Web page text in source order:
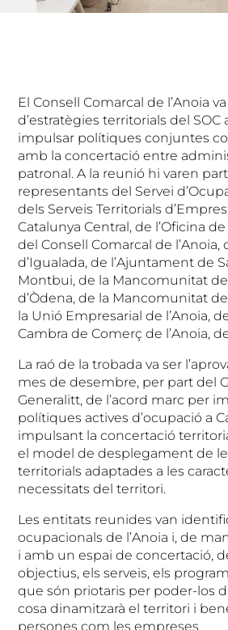
El Consell Comarcal de l’Anoia
d’estratègies territorials del SOC
impulsar polítiques conjuntes
amb la concertació entre
patronal. A la reunió hi varen
representants del Servei
dels Serveis Territorials
Catalunya Central, de l’Oficina
del Consell Comarcal de l’Anoia,
d’Igualada, de l’Ajuntament de
Montbui, de la Mancomunitat de
d’Òdena, de la Mancomunitat de
la Unió Empresarial de l’Anoia,
Cambra de Comerç de l’Anoia, de
La raó de la trobada va ser
mes de desembre, per part del
Generalitt, de l’acord marc per
polítiques actives d’ocupació a
impulsant la concertació
el model de desplegament de
territorials adaptades a les
necessitats del territori.
Les entitats reunides van
ocupacionals de l’Anoia i, de
i amb un espai de concertació,
objectius, els serveis, els
que són priotaris per poder-los
cosa dinamitzarà el territori i
persones com les empreses.